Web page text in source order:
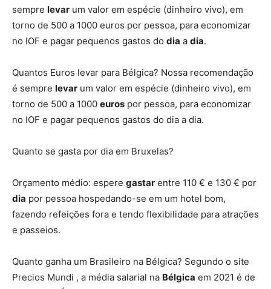
sempre levar um valor em espécie (dinheiro vivo), em
torno de 500 a 1000 euros por pessoa, para economizar
no IOF e pagar pequenos gastos do dia a dia.
Quantos Euros levar para Bélgica? Nossa recomendação
é sempre levar um valor em espécie (dinheiro vivo), em
torno de 500 a 1000 euros por pessoa, para economizar
no IOF e pagar pequenos gastos do dia a dia.
Quanto se gasta por dia em Bruxelas?
Orçamento médio: espere gastar entre 110 € e 130 € por
dia por pessoa hospedando-se em um hotel bom,
fazendo refeições fora e tendo flexibilidade para atrações
e passeios.
Quanto ganha um Brasileiro na Bélgica? Segundo o site
Precios Mundi , a média salarial na Bélgica em 2021 é de